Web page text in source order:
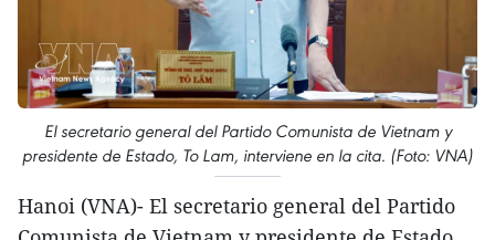
El secretario general del Partido Comunista de Vietnam y
presidente de Estado, To Lam, interviene en la cita. (Foto: VNA)
Hanoi (VNA)- El secretario general del Partido